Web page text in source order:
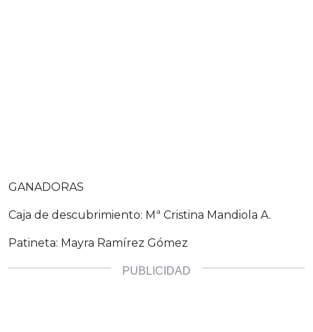
GANADORAS
Caja de descubrimiento: Mª Cristina Mandiola A.
Patineta: Mayra Ramírez Gómez